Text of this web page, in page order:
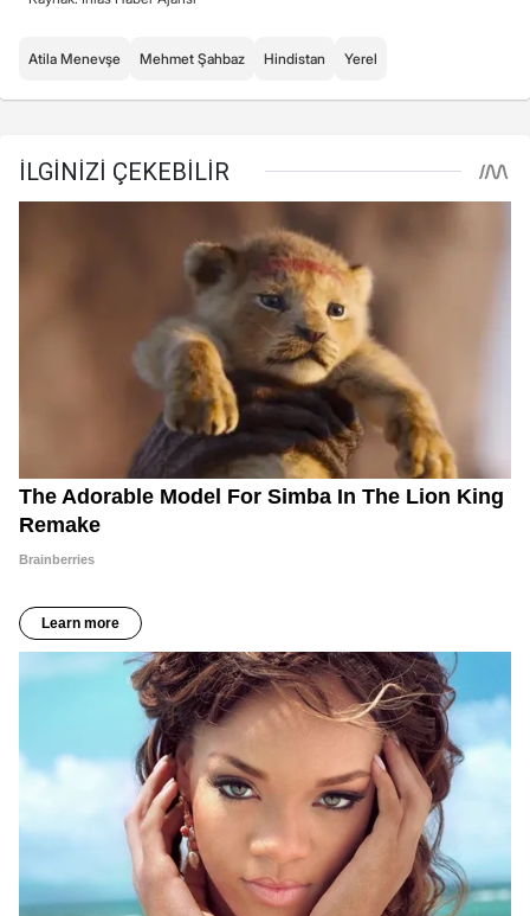
Atila Menevşe Mehmet Şahbaz Hindistan Yerel